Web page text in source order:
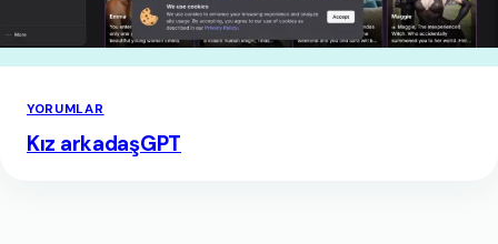
YORUMLAR
Kız arkadaşGPT